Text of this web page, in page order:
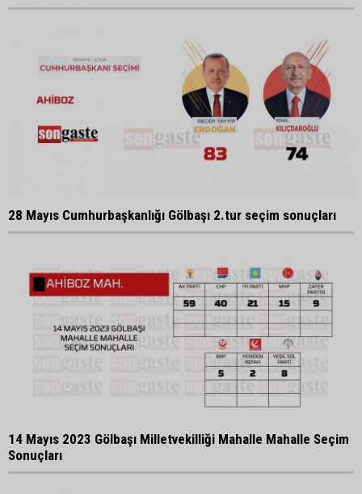
28 Mayıs Cumhurbaşkanlığı Gölbaşı 2.tur seçim sonuçları
14 Mayıs 2023 Gölbaşı Milletvekilliği Mahalle Mahalle Seçim
Sonuçları